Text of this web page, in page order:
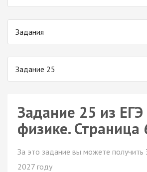
Задания
Задание 25
Задание 25 из ЕГЭ
физике. Страница
За это задание вы можете получить
2027 году